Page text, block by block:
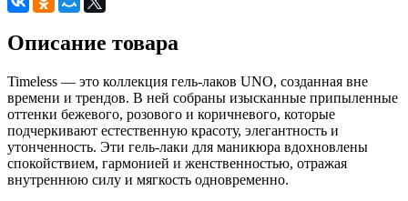
Описание товара
Timeless — это коллекция гель-лаков UNO, созданная вне
времени и трендов. В ней собраны изысканные припыленные
оттенки бежевого, розового и коричневого, которые
подчеркивают естественную красоту, элегантность и
утонченность. Эти гель-лаки для маникюра вдохновлены
спокойствием, гармонией и женственностью, отражая
внутреннюю силу и мягкость одновременно.